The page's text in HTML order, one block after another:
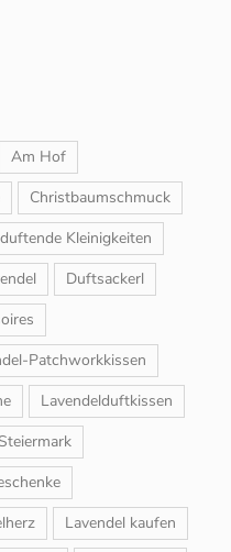
Am Hof
Christbaumschmuck
duftende Kleinigkeiten
Duftsackerl
Patchworkkissen
Lavendelduftkissen
Lavendel kaufen